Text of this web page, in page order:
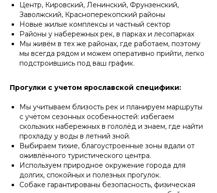
Центр, Кировский, Ленинский, Фрунзенский,
Заволжский, Красноперекопский районы
Новые жилые комплексы и частный сектор
Районы у набережных рек, в парках и лесопарках
Мы живём в тех же районах, где работаем, поэтому
мы всегда рядом и можем оперативно прийти, легко
подстроившись под ваш график.
Прогулки с учетом ярославской специфики:
Мы учитываем близость рек и планируем маршруты
с учётом сезонных особенностей: избегаем
скользких набережных в гололёд и знаем, где найти
прохладу у воды в летний зной.
Выбираем тихие, благоустроенные зоны вдали от
оживлённого туристического центра.
Используем природное окружение города для
долгих, спокойных и полезных прогулок.
Собаке гарантированы безопасность, физическая
Листайте влево, чтобы увидеть все преимущества
КОТОРЫЕОТЛИЧАЮТ
НАС ОТ ОСТАЛЬНЫХ
Удобный заказ
Заказ в пару кликов через
телеграм-бот. При повторном
заказе заново заполнять ничего
не нужно, мы всё запоминаем!
Оператор
выгульщика